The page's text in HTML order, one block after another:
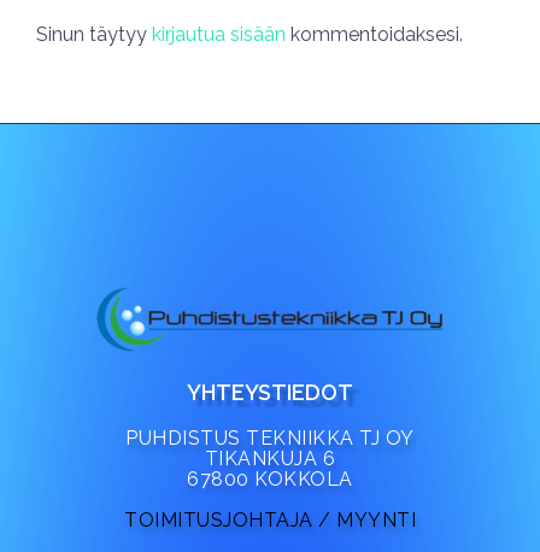
Sinun täytyy kirjautua sisään kommentoidaksesi.
YHTEYSTIEDOT
PUHDISTUS TEKNIIKKA TJ OY
TIKANKUJA 6
67800 KOKKOLA
TOIMITUSJOHTAJA / MYYNTI